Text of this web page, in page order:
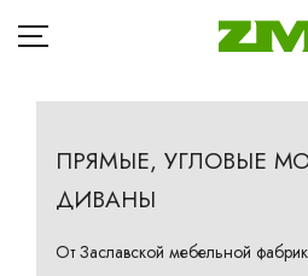
ГЛАВНАЯ
КАТАЛОГ
ПРЯМЫЕ, УГЛОВЫЕ
ДИВАНЫ
От Заславской мебельной